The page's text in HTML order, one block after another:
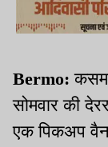
Bermo:
सोमवार की
एक पिकअप वैन